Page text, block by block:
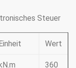
Steuer
Wert
360